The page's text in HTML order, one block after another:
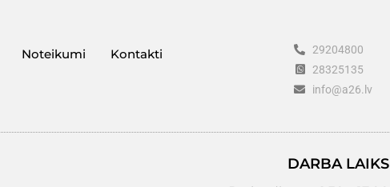
Noteikumi Kontakti
29204800
28325135
info@a26.lv
DARBA LAIKS